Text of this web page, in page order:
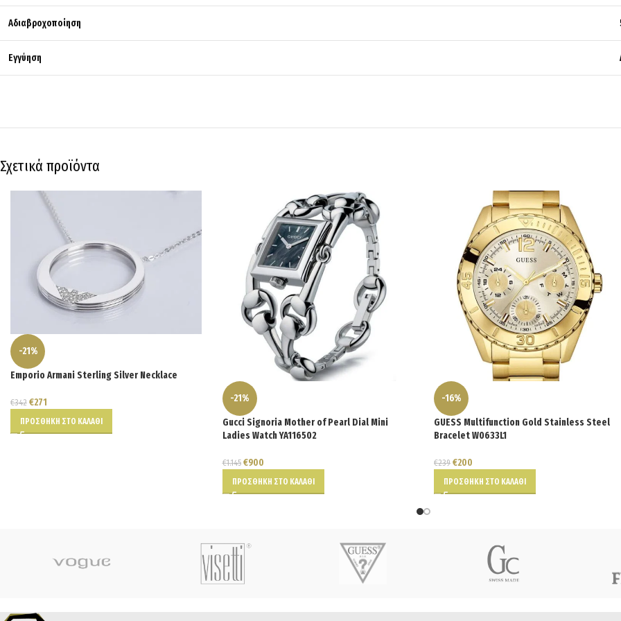
Αδιαβροχοποίηση
Εγγύηση
Σχετικά προϊόντα
-21%
Emporio Armani Sterling Silver Necklace
€342 €271
ΠΡΟΣΘΉΚΗ ΣΤΟ ΚΑΛΆΘΙ
-21%
Gucci Signoria Mother of Pearl Dial Mini
Ladies Watch YA116502
€1.145 €900
ΠΡΟΣΘΉΚΗ ΣΤΟ ΚΑΛΆΘΙ
-16%
GUESS Multifunction Gold Stainless Steel
Bracelet W0633L1
€239 €200
ΠΡΟΣΘΉΚΗ ΣΤΟ ΚΑΛΆΘΙ